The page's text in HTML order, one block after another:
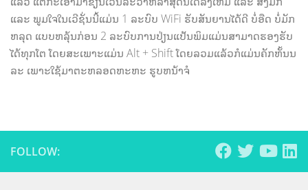
ແລະ ພູມໃຈໃນເວີຊັ່ນນີ້ແມ່ນ 1 ລະບົບ WiFi ຮັບສັນຍານໄດ້ດີ ບໍ່ອືດ ບໍ່ມັກ
ຫລຸດ ແບບຫລຸ້ນກ່ອນ 2 ລະບົບການປ່ຽນແປ້ນພິມແມ່ນສາມາດຮອງຮັບ
ໄດ້ທຸກໂຕ ໂດຍສະເພາະແມ່ນ Alt + Shift ໂດຍລວມແລ້ວກໍແມ່ນຄັກຫັ້ນນ
ລະ ເພາະໃຊ້ມາຕະຫລອດຫະຫະ ຮູບຫນ້າຈໍ
FOLLOW: